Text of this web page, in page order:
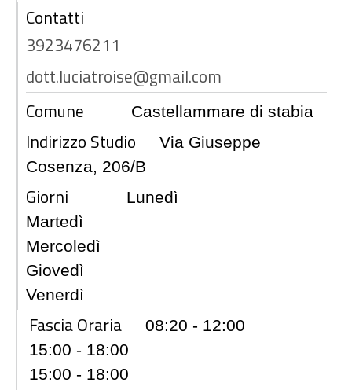
Contatti
3923476211
dott.luciatroise@gmail.com
Comune
Castellammare di stabia
Indirizzo Studio
Via Giuseppe
Cosenza, 206/B
Giorni
Lunedì
Martedì
Mercoledì
Giovedì
Venerdì
Fascia Oraria
08:20 - 12:00
15:00 - 18:00
15:00 - 18:00